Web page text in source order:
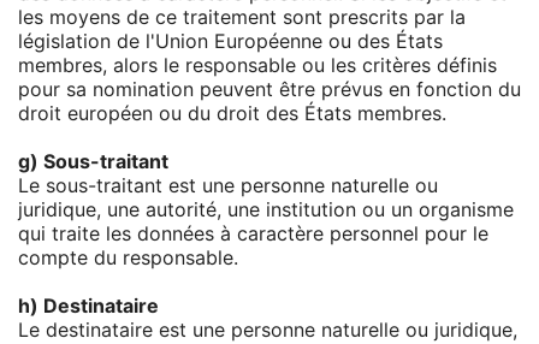
les moyens de ce traitement sont prescrits par la
législation de l'Union Européenne ou des États
membres, alors le responsable ou les critères définis
pour sa nomination peuvent être prévus en fonction du
droit européen ou du droit des États membres.
g) Sous-traitant
Le sous-traitant est une personne naturelle ou
juridique, une autorité, une institution ou un organisme
qui traite les données à caractère personnel pour le
compte du responsable.
h) Destinataire
Le destinataire est une personne naturelle ou juridique,